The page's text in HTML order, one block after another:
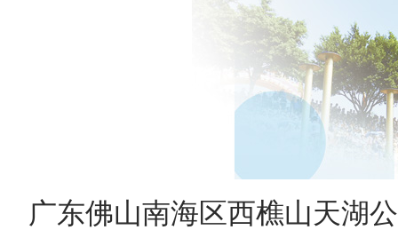
广东佛山南海区西樵山天湖